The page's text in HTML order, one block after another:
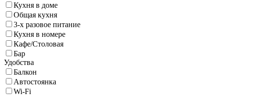
Кухня в доме
Общая кухня
3-х разовое питание
Кухня в номере
Кафе/Столовая
Бар
Удобства
Балкон
Автостоянка
Wi-Fi